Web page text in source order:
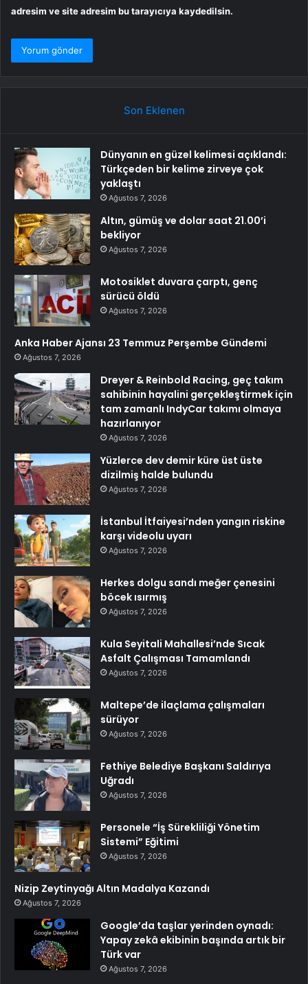
adresim ve site adresim bu tarayıcıya kaydedilsin.
Son Eklenen
Dünyanın en güzel kelimesi açıklandı:
Türkçeden bir kelime zirveye çok
yaklaştı
Ağustos 7, 2026
Altın, gümüş ve dolar saat 21.00’i
bekliyor
Ağustos 7, 2026
Motosiklet duvara çarptı, genç
sürücü öldü
Ağustos 7, 2026
Anka Haber Ajansı 23 Temmuz Perşembe Gündemi
Ağustos 7, 2026
Dreyer & Reinbold Racing, geç takım
sahibinin hayalini gerçekleştirmek için
tam zamanlı IndyCar takımı olmaya
hazırlanıyor
Ağustos 7, 2026
Yüzlerce dev demir küre üst üste
dizilmiş halde bulundu
Ağustos 7, 2026
İstanbul İtfaiyesi’nden yangın riskine
karşı videolu uyarı
Ağustos 7, 2026
Herkes dolgu sandı meğer çenesini
böcek ısırmış
Ağustos 7, 2026
Kula Seyitali Mahallesi’nde Sıcak
Asfalt Çalışması Tamamlandı
Ağustos 7, 2026
Maltepe’de ilaçlama çalışmaları
sürüyor
Ağustos 7, 2026
Fethiye Belediye Başkanı Saldırıya
Uğradı
Ağustos 7, 2026
Personele “İş Sürekliliği Yönetim
Sistemi” Eğitimi
Ağustos 7, 2026
Nizip Zeytinyağı Altın Madalya Kazandı
Ağustos 7, 2026
Google’da taşlar yerinden oynadı:
Yapay zekâ ekibinin başında artık bir
Türk var
Ağustos 7, 2026